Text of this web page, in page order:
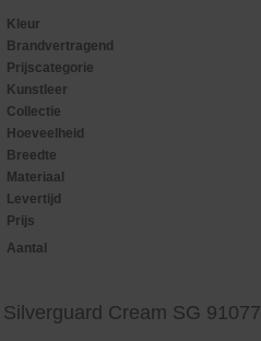
Kleur
Brandvertragend
Prijscategorie
Kunstleer
Collectie
Hoeveelheid
Breedte
Materiaal
Levertijd
Prijs
Aantal
Silverguard Cream SG 91077